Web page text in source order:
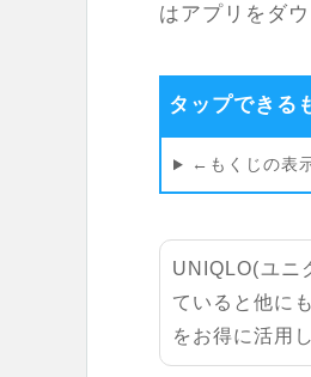
はアプリをダ
タップできる
←もくじの表
UNIQLO(ユニ
ていると他に
をお得に活用